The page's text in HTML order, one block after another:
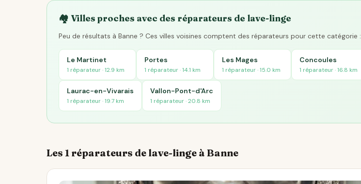
🏘️ Villes proches avec des réparateurs de lave-linge
Peu de résultats à Banne ? Ces villes voisines comptent des réparateurs pour cette catégorie :
Le Martinet
1 réparateur · 12.9 km
Portes
1 réparateur · 14.1 km
Les Mages
1 réparateur · 15.0 km
Concoules
1 réparateur · 16.8 km
Laurac-en-Vivarais
1 réparateur · 19.7 km
Vallon-Pont-d'Arc
1 réparateur · 20.8 km
Les 1 réparateurs de lave-linge à Banne